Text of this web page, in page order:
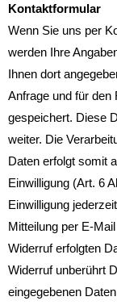
Kontaktformular
Wenn Sie uns per
werden Ihre
Ihnen dort
Anfrage und für den
gespeichert. Diese
weiter. Die
Daten erfolgt somit
Einwilligung (Art. 6
Einwilligung
Mitteilung per E-
Widerruf erfolgten
Widerruf unberührt
eingegebenen